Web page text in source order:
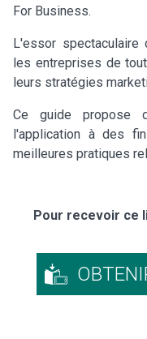
For Business.
L'essor
les entreprises de
leurs stratégies
Ce guide propose
l'application à des
meilleures pratiques
Pour recevoir ce